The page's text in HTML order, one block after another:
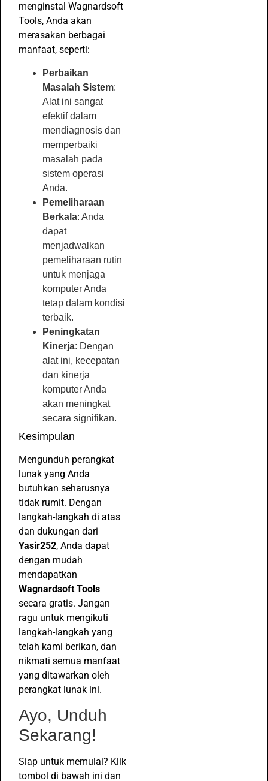
menginstal Wagnardsoft
Tools, Anda akan
merasakan berbagai
manfaat, seperti:
Perbaikan
Masalah Sistem:
Alat ini sangat
efektif dalam
mendiagnosis dan
memperbaiki
masalah pada
sistem operasi
Anda.
Pemeliharaan
Berkala: Anda
dapat
menjadwalkan
pemeliharaan rutin
untuk menjaga
komputer Anda
tetap dalam kondisi
terbaik.
Peningkatan
Kinerja: Dengan
alat ini, kecepatan
dan kinerja
komputer Anda
akan meningkat
secara signifikan.
Kesimpulan
Mengunduh perangkat
lunak yang Anda
butuhkan seharusnya
tidak rumit. Dengan
langkah-langkah di atas
dan dukungan dari
Yasir252, Anda dapat
dengan mudah
mendapatkan
Wagnardsoft Tools
secara gratis. Jangan
ragu untuk mengikuti
langkah-langkah yang
telah kami berikan, dan
nikmati semua manfaat
yang ditawarkan oleh
perangkat lunak ini.
Ayo, Unduh
Sekarang!
Siap untuk memulai? Klik
tombol di bawah ini dan